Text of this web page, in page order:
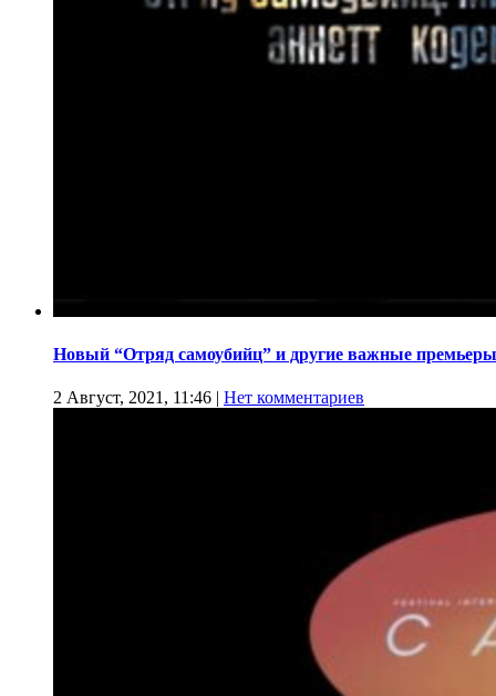
Новый “Отряд самоубийц” и другие важные премьеры
2 Август, 2021, 11:46 | Нет комментариев